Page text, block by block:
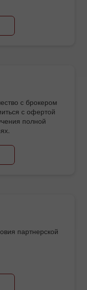
с брокером
с офертой
полной
партнерской